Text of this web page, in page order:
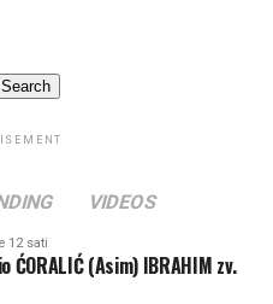
Search
VIDEOS
12 sati
ĆORALIĆ (Asim) IBRAHIM zv.